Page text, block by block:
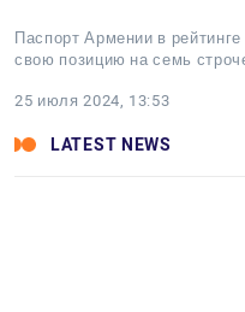
Паспорт Армении в
свою позицию на семь
25 июля 2024, 13:53
LATEST NEWS